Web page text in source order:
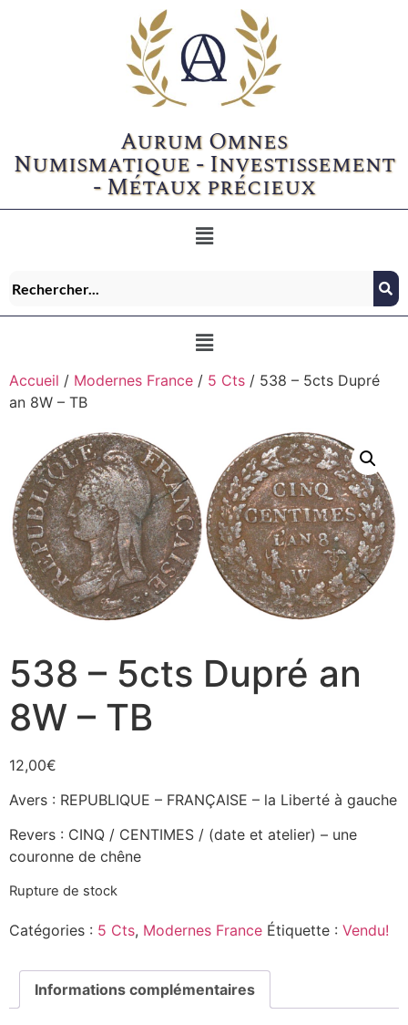
Aurum Omnes
Numismatique - Investissement
- Métaux précieux
Accueil / Modernes France / 5 Cts / 538 – 5cts Dupré
an 8W – TB
538 – 5cts Dupré an
8W – TB
12,00€
Avers : REPUBLIQUE – FRANÇAISE – la Liberté à gauche
Revers : CINQ / CENTIMES / (date et atelier) – une
couronne de chêne
Rupture de stock
Catégories : 5 Cts, Modernes France Étiquette : Vendu!
Informations complémentaires